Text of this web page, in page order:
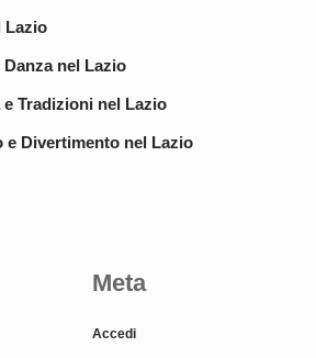
Lazio
nel Lazio
Tradizioni nel Lazio
e Divertimento nel Lazio
Meta
Accedi